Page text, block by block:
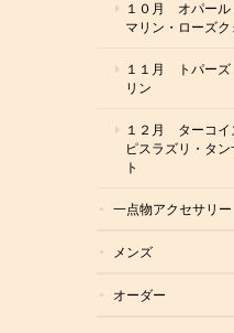
１０月 オパール
マリン・ローズク
１１月 トパーズ
リン
１２月 ターコイ
ピスラズリ・タン
ト
一点物アクセサリー
メンズ
オーダー